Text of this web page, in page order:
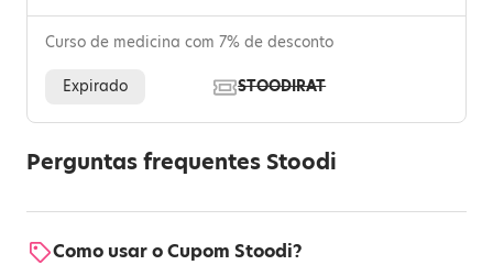
Curso de medicina com 7% de desconto
Expirado STOODIRAT
Perguntas frequentes Stoodi
Como usar o Cupom Stoodi?